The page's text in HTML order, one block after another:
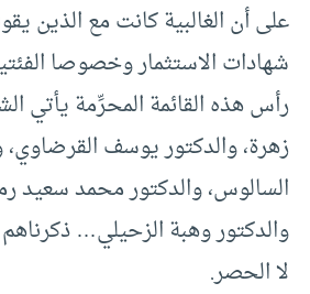
على أن الغالبية كانت مع الذين
شهادات الاستثمار وخصوصا
رأس هذه القائمة المحرِّمة يأتي
زهرة، والدكتور يوسف القرضاوي،
السالوس، والدكتور محمد سعيد
والدكتور وهبة الزحيلي…
لا الحصر.